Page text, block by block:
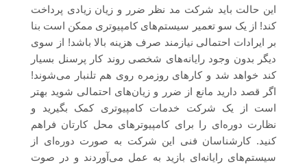
این حالت باید شرکت مد نظر ضرر و زیان زیادی پرداخت
کند! از یک سو تعمیر سیستم‌های کامپیوتری ممکن است بنا
بر ایرادات احتمالی نیازمند صرف هزینه بالا باشد! از سوی
دیگر بدون وجود رایانه‌های شخصی روند کار پرسنل بسیار
کند خواهد شد و کارهای روزمره روی هم تلنبار می‌شوند!
اگر قصد دارید مانع از ضرر و زیان‌های احتمالی شوید بهتر
است از یک شرکت خدمات کامپیوتری کمک بگیرید و
نظارت دوره‌ای را برای کامپیوترهای محل کارتان فراهم
کنید. کارشناسان فنی این شرکت به صورت دوره‌ای از
سیستم‌های رایانه‌ای بازید به عمل می‌آوردند و در صوت